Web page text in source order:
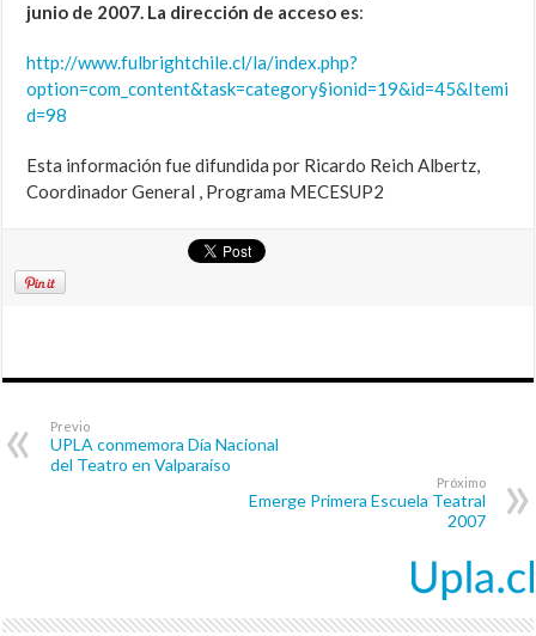
junio de 2007. La dirección de acceso es:
http://www.fulbrightchile.cl/la/index.php?
option=com_content&task=category§ionid=19&id=45&Itemi
d=98
Esta información fue difundida por Ricardo Reich Albertz,
Coordinador General , Programa MECESUP2
Previo
UPLA conmemora Día Nacional
del Teatro en Valparaíso
Próximo
Emerge Primera Escuela Teatral
2007